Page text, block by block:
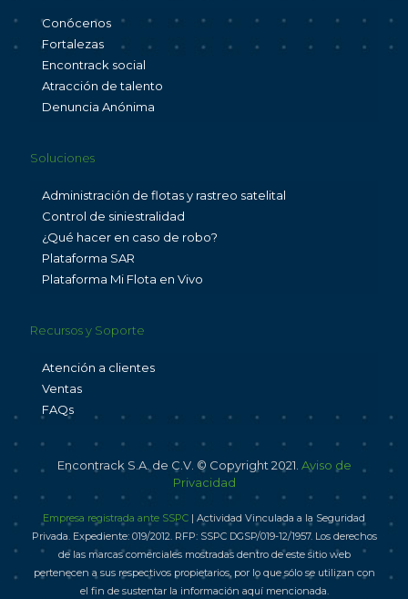
Conócenos
Fortalezas
Encontrack social
Atracción de talento
Denuncia Anónima
Soluciones
Administración de flotas y rastreo satelital
Control de siniestralidad
¿Qué hacer en caso de robo?
Plataforma SAR
Plataforma Mi Flota en Vivo
Recursos y Soporte
Atención a clientes
Ventas
FAQs
Encontrack S.A. de C.V. © Copyright 2021. Aviso de
Privacidad
Empresa registrada ante SSPC | Actividad Vinculada a la Seguridad
Privada. Expediente: 019/2012. RFP: SSPC DGSP/019-12/1957. Los derechos
de las marcas comerciales mostradas dentro de este sitio web
pertenecen a sus respectivos propietarios, por lo que sólo se utilizan con
el fin de sustentar la información aquí mencionada.